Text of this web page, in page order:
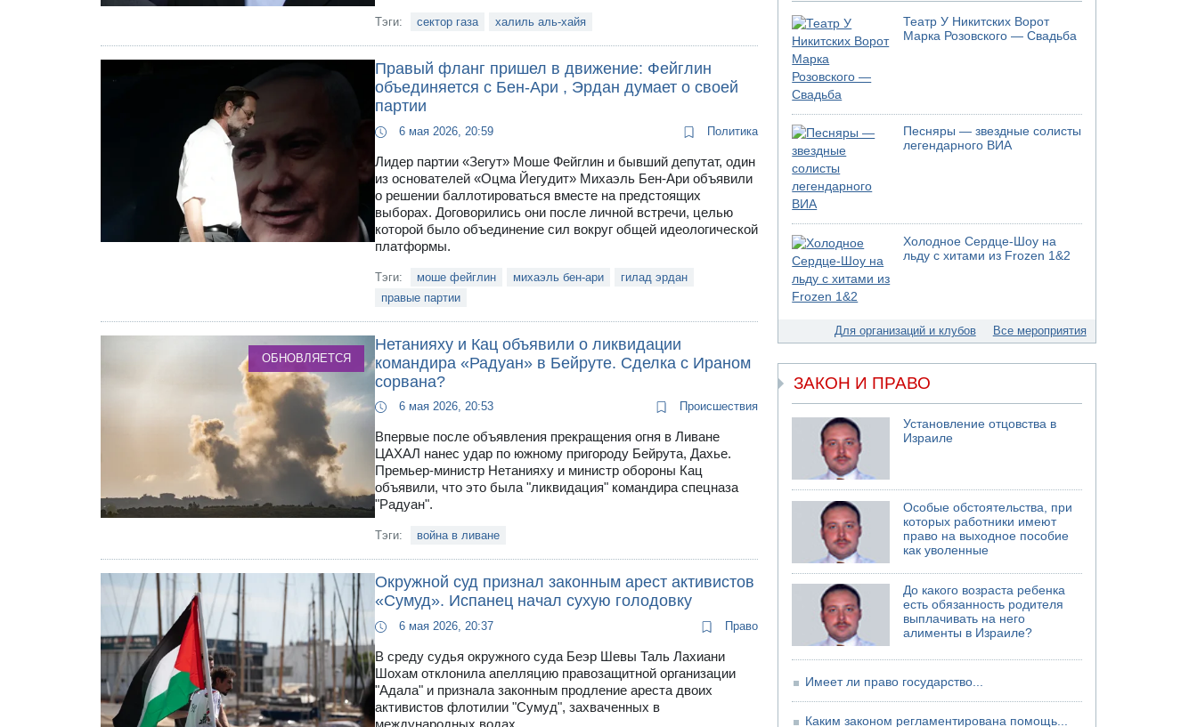
Тэги: сектор газа халиль аль-хайя
Правый фланг пришел в движение: Фейглин
объединяется с Бен-Ари , Эрдан думает о своей
партии
6 мая 2026, 20:59 Политика
Лидер партии «Зегут» Моше Фейглин и бывший депутат, один
из основателей «Оцма Йегудит» Михаэль Бен-Ари объявили
о решении баллотироваться вместе на предстоящих
выборах. Договорились они после личной встречи, целью
которой было объединение сил вокруг общей идеологической
платформы.
Тэги: моше фейглин михаэль бен-ари
гилад эрдан
правые партии
ОБНОВЛЯЕТСЯ
Нетанияху и Кац объявили о ликвидации
командира «Радуан» в Бейруте. Сделка с Ираном
сорвана?
6 мая 2026, 20:53 Происшествия
Впервые после объявления прекращения огня в Ливане
ЦАХАЛ нанес удар по южному пригороду Бейрута, Дахье.
Премьер-министр Нетанияху и министр обороны Кац
объявили, что это была "ликвидация" командира спецназа
"Радуан".
Тэги: война в ливане
Окружной суд признал законным арест активистов
«Сумуд». Испанец начал сухую голодовку
6 мая 2026, 20:37 Право
В среду судья окружного суда Беэр Шевы Таль Лахиани
Шохам отклонила апелляцию правозащитной организации
"Адала" и признала законным продление ареста двоих
активистов флотилии "Сумуд", захваченных в
международных водах.
Моджтаба Хаменеи в плохом состоянии
07.08.2026 11:55
Министр обороны ушел с заседания кабинета
на свадьбу
Саудовская Аравия опасается нападения
хуситов и иракских ополченцев
07.08.2026 08:29
07.08.2026 08:29
07.08.2026 06:47
Недалеко от Бейт-Шемеша погиб
велосипедист
07.08.2026 06:24
хуситов
И еще иранские агенты
06.08.2026 13:13
Арестованы двое подозреваемых в стрельбе
по электрической компании
06.08.2026 13:07
Возле Кирьят-Арбы пожар на местности
06.08.2026 12:06
США не будут давить на Израиль в вопросе
Ливана
06.08.2026 11:41
Трое подростков ограбили сексшоп в Холоне
Театр У Никитских Ворот
Марка Розовского — Свадьба
Песняры — звездные солисты
легендарного ВИА
Холодное Сердце-Шоу на
льду с хитами из Frozen 1&2
Для организаций и клубов Все мероприятия
ЗАКОН И ПРАВО
Установление отцовства в
Израиле
Особые обстоятельства, при
которых работники имеют
право на выходное пособие
как уволенные
До какого возраста ребенка
есть обязанность родителя
выплачивать на него
алименты в Израиле?
Имеет ли право государство...
Каким законом регламентирована помощь...